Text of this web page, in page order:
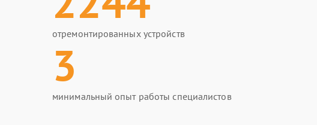
отремонтированных устройств
3
минимальный опыт работы специалистов